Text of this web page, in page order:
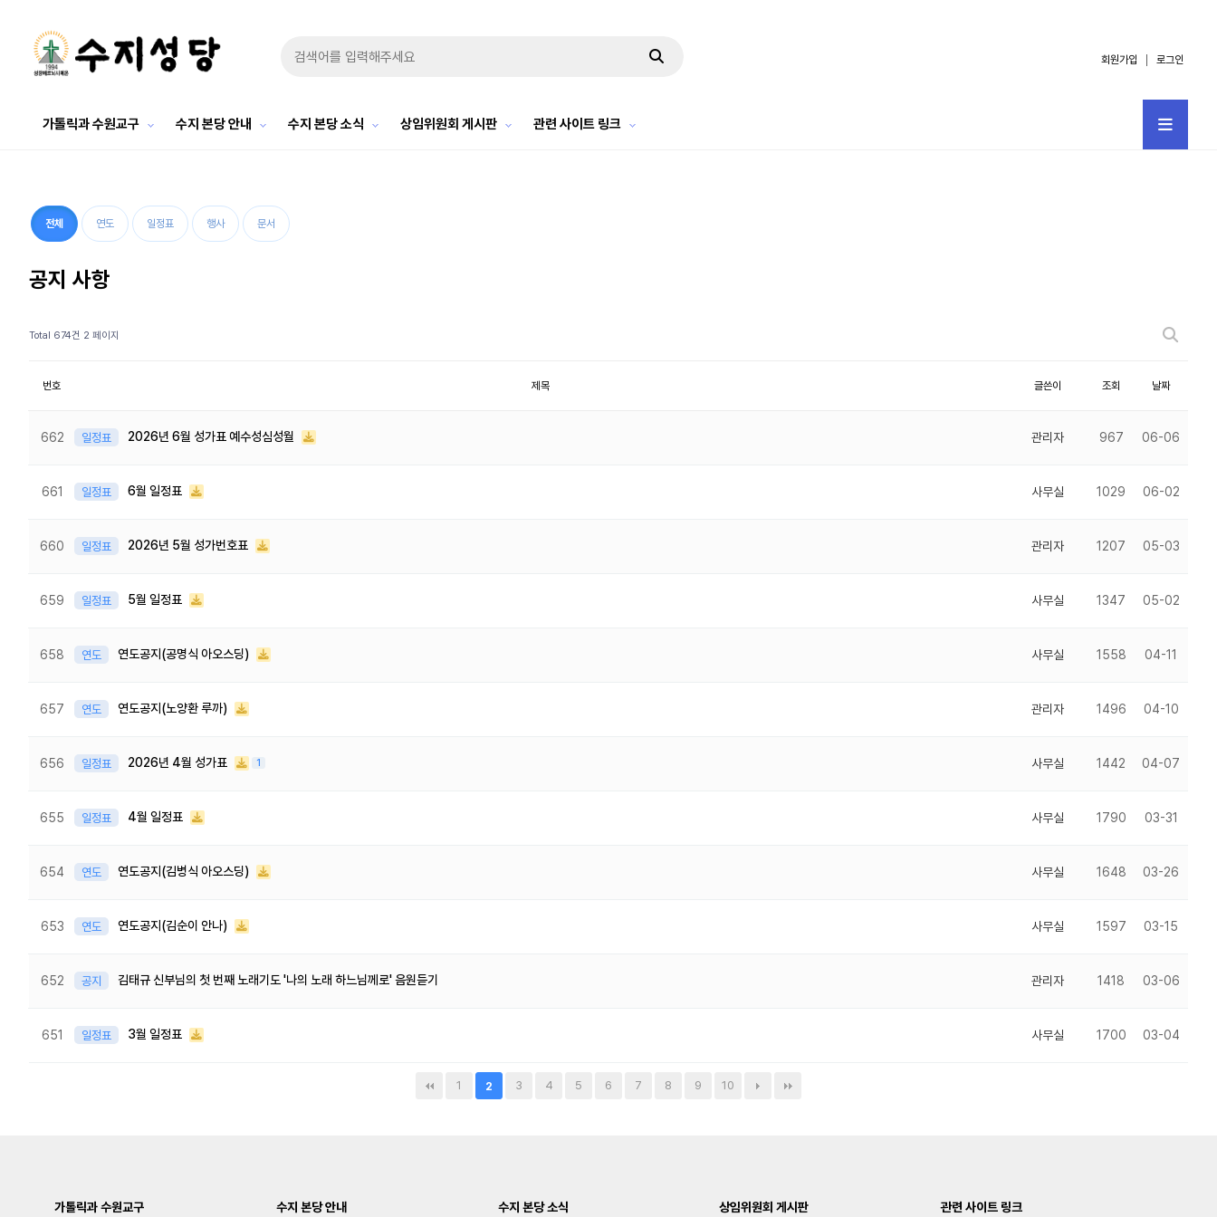
회원가입 로그인
가톨릭과 수원교구 수지 본당 안내 수지 본당 소식 상임위원회 게시판 관련 사이트 링크
전체 연도 일정표 행사 문서
공지 사항
Total 674건 2 페이지
번호 제목 글쓴이 조회 날짜
662 일정표 2026년 6월 성가표 예수성심성월 관리자 967 06-06
661 일정표 6월 일정표 사무실 1029 06-02
660 일정표 2026년 5월 성가번호표 관리자 1207 05-03
659 일정표 5월 일정표 사무실 1347 05-02
658 연도 연도공지(공명식 아오스딩) 사무실 1558 04-11
657 연도 연도공지(노양환 루까) 관리자 1496 04-10
656 일정표 2026년 4월 성가표 1 사무실 1442 04-07
655 일정표 4월 일정표 사무실 1790 03-31
654 연도 연도공지(김병식 아오스딩) 사무실 1648 03-26
653 연도 연도공지(김순이 안나) 사무실 1597 03-15
652 공지 김태규 신부님의 첫 번째 노래기도 '나의 노래 하느님께로' 음원듣기 관리자 1418 03-06
651 일정표 3월 일정표 사무실 1700 03-04
1 2 3 4 5 6 7 8 9 10
가톨릭과 수원교구 수지 본당 안내 수지 본당 소식 상임위원회 게시판 관련 사이트 링크